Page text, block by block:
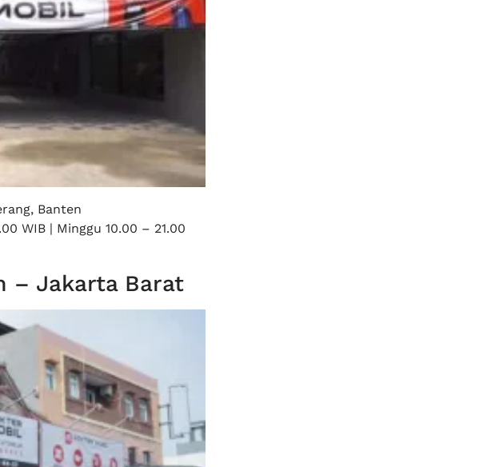
Banten
WIB | Minggu 10.00 – 21.00
– Jakarta Barat